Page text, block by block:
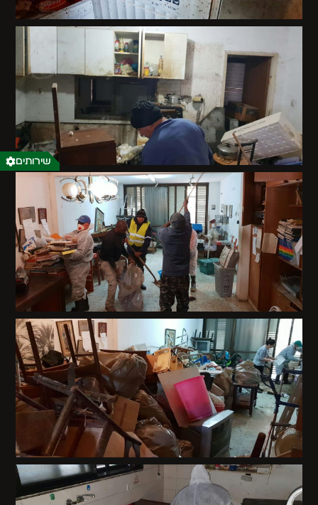
שירותים